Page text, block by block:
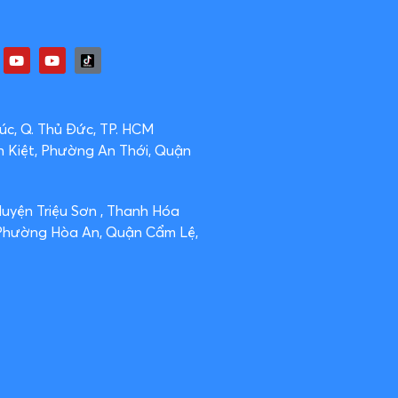
Q. Thủ Đức, TP. HCM
Kiệt, Phường An Thới, Quận
Triệu Sơn , Thanh Hóa
Hòa An, Quận Cẩm Lệ,